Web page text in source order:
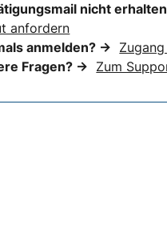
nicht
anfordern
anmelden? →
Fragen? → Zum